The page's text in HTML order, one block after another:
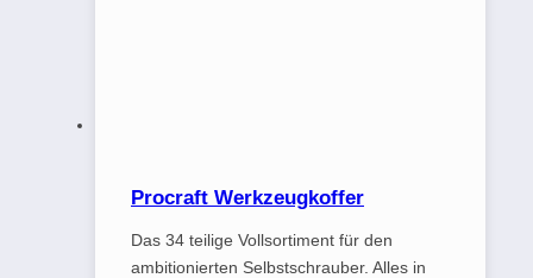
Procraft Werkzeugkoffer
Das 34 teilige Vollsortiment für den
ambitionierten Selbstschrauber. Alles in